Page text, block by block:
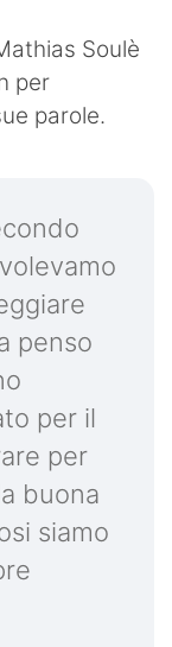
Soulè
per
parole.
penso
per il
per
buona
siamo